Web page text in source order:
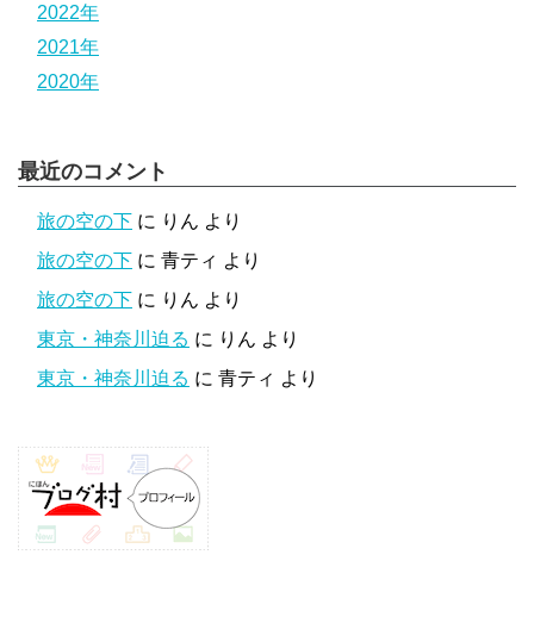
2022年
2021年
2020年
最近のコメント
旅の空の下 に りん より
旅の空の下 に 青ティ より
旅の空の下 に りん より
東京・神奈川迫る に りん より
東京・神奈川迫る に 青ティ より